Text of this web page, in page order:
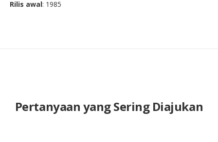
Rilis awal: 1985
Pertanyaan yang Sering Diajukan